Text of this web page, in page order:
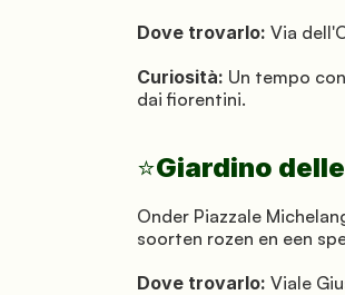
Dove trovarlo: Via
Curiosità: Un tempo
dai fiorentini.
⭐Giardino
Onder Piazzale
soorten rozen en een
Dove trovarlo: Viale